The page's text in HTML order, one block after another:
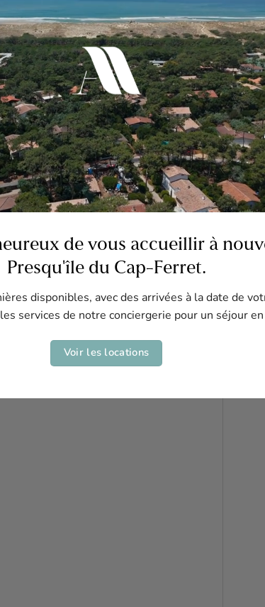
de vous accueillir à
Presqu'île du Cap-Ferret.
disponibles, avec des arrivées à la date de
services de notre conciergerie pour un séjour
Voir les locations
:213 m²
:Exposition double
Pinède
de bain :1
:1